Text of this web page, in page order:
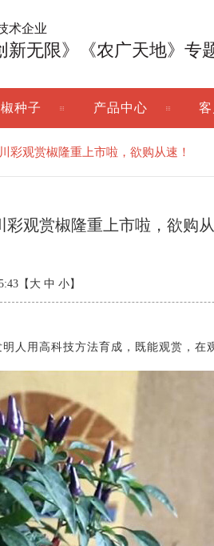
术企业
无限》《农广天地》专
种子 产品中心 客
彩观赏椒隆重上市啦，欲购从速！
观赏椒隆重上市啦，欲购从
【大 中 小】
用高科技方法育成，既能观赏，在